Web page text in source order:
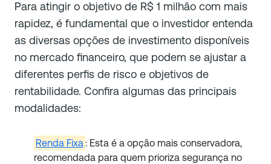
Para atingir o objetivo de R$ 1 milhão com mais
rapidez, é fundamental que o investidor entenda
as diversas opções de investimento disponíveis
no mercado financeiro, que podem se ajustar a
diferentes perfis de risco e objetivos de
rentabilidade. Confira algumas das principais
modalidades:
Renda Fixa: Esta é a opção mais conservadora,
recomendada para quem prioriza segurança no